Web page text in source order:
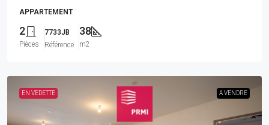
APPARTEMENT
2
Pièces
7733JB
Référence
38
m2
EN VEDETTE A VENDRE